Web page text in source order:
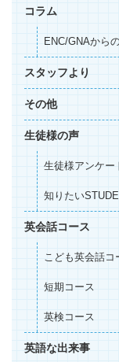
コラム
ENC/GNAから
スタッフより
その他
生徒様の声
生徒様アンケー
知りたい
英会話コース
こども英会話コ
短期コース
英検コース
英語な出来事